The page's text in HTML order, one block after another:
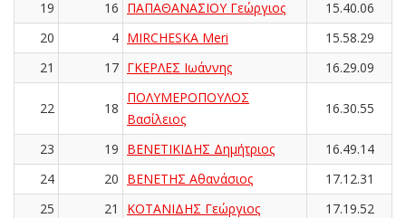
19
16 ΠΑΠΑΘΑΝΑΣΙΟΥ Γεώργιος
15.40.06
20
4 MIRCHESKA Meri
15.58.29
21
17 ΓΚΕΡΛΕΣ Ιωάννης 16.29.09
22 18
ΠΟΛΥΜΕΡΟΠΟΥΛΟΣ
Βασίλειος
16.30.55
23 19 ΒΕΝΕΤΙΚΙΔΗΣ Δημήτριος
16.49.14
24
20 ΒΕΝΕΤΗΣ Αθανάσιος
17.12.31
25
21 ΚΟΤΑΝΙΔΗΣ Γεώργιος
17.19.52